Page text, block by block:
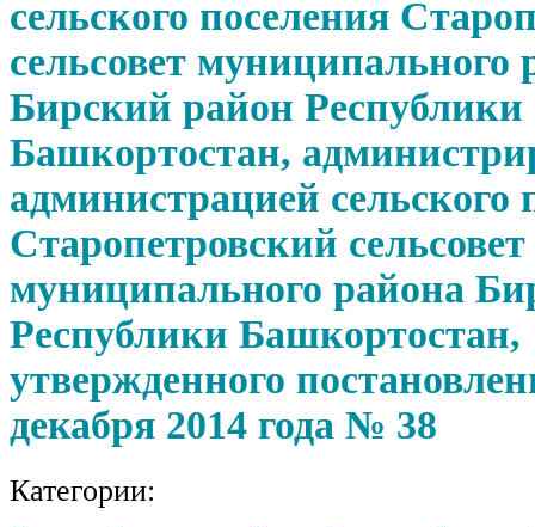
сельского поселения
сельсовет муниципального
Бирский район Республики
Башкортостан,
администрацией сельского
Старопетровский сельсовет
муниципального района
Республики Башкортостан,
утвержденного
декабря 2014 года № 38
Категории: